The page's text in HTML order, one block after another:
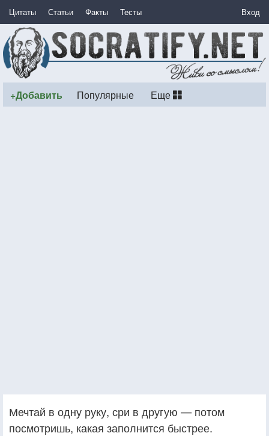
Цитаты Статьи Факты Тесты Вход
+Добавить Популярные Еще
Мечтай в одну руку, сри в другую — потом
посмотришь, какая заполнится быстрее.